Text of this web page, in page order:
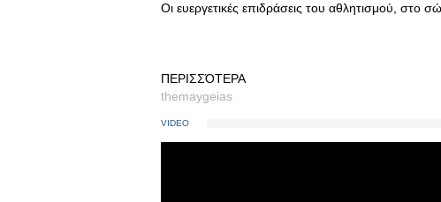
Οι ευεργετικές επιδράσεις του αθλητισμού, στο
ΠΕΡΙΣΣΌΤΕΡΑ
themaygeias
VIDEO